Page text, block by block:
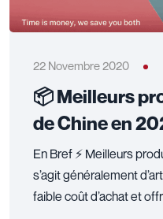
22 Novembre 2020
📦 Meilleurs
de Chine en
En Bref ⚡ Meilleurs
s’agit généralement
faible coût d’achat et